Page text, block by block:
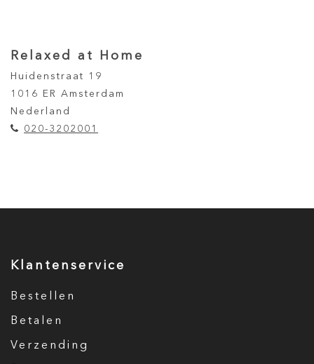
Relaxed at Home
Huidenstraat 19
1016 ER Amsterdam
Nederland
020-3202001
Klantenservice
Bestellen
Betalen
Verzending